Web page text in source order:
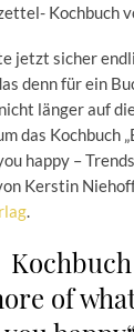
Kochbuch
jetzt sicher
denn für ein
länger auf
das Kochbuch
happy –
Kerstin
.
Kochbuch
of